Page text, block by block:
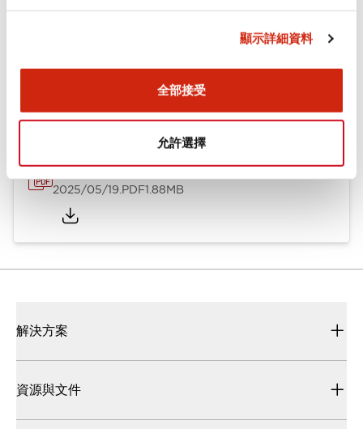
顯示詳細資料
全部接受
允許選擇
2025/05/19.PDF1.88MB
解決方案
資源與文件